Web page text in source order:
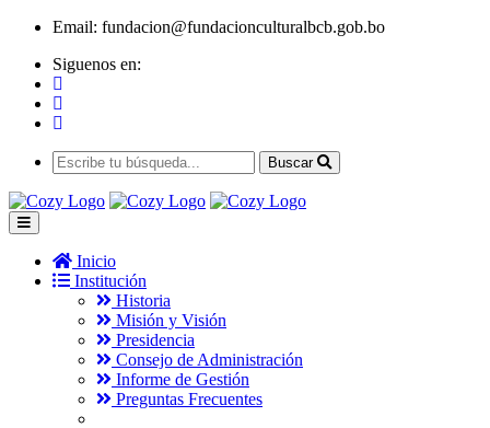
Email: fundacion@fundacionculturalbcb.gob.bo
Siguenos en:
Buscar
Inicio
Institución
Historia
Misión y Visión
Presidencia
Consejo de Administración
Informe de Gestión
Preguntas Frecuentes